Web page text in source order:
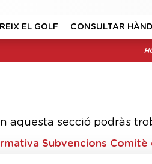
EL GOLF CONSULTAR
aquesta secció podràs
Subvencions